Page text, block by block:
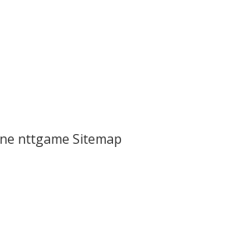
nttgame Sitemap